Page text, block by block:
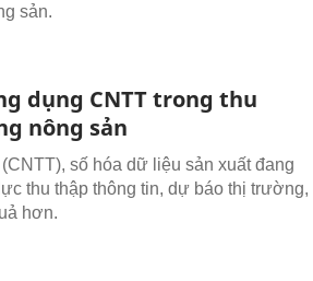
sản.
dụng CNTT trong thu
nông sản
số hóa dữ liệu sản xuất đang
thu thập thông tin, dự báo thị trường,
hơn.